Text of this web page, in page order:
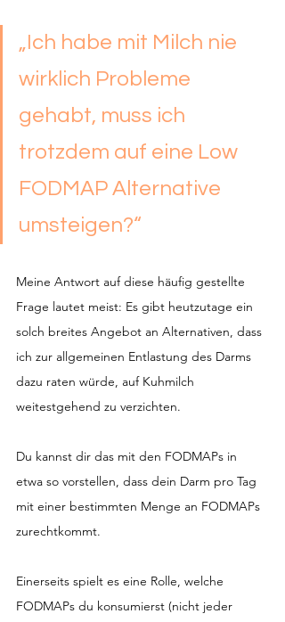
„Ich habe mit Milch nie
wirklich Probleme
gehabt, muss ich
trotzdem auf eine Low
FODMAP Alternative
umsteigen?“
Meine Antwort auf diese häufig gestellte
Frage lautet meist: Es gibt heutzutage ein
solch breites Angebot an Alternativen, dass
ich zur allgemeinen Entlastung des Darms
dazu raten würde, auf Kuhmilch
weitestgehend zu verzichten.
Du kannst dir das mit den FODMAPs in
etwa so vorstellen, dass dein Darm pro Tag
mit einer bestimmten Menge an FODMAPs
zurechtkommt.
Einerseits spielt es eine Rolle, welche
FODMAPs du konsumierst (nicht jeder